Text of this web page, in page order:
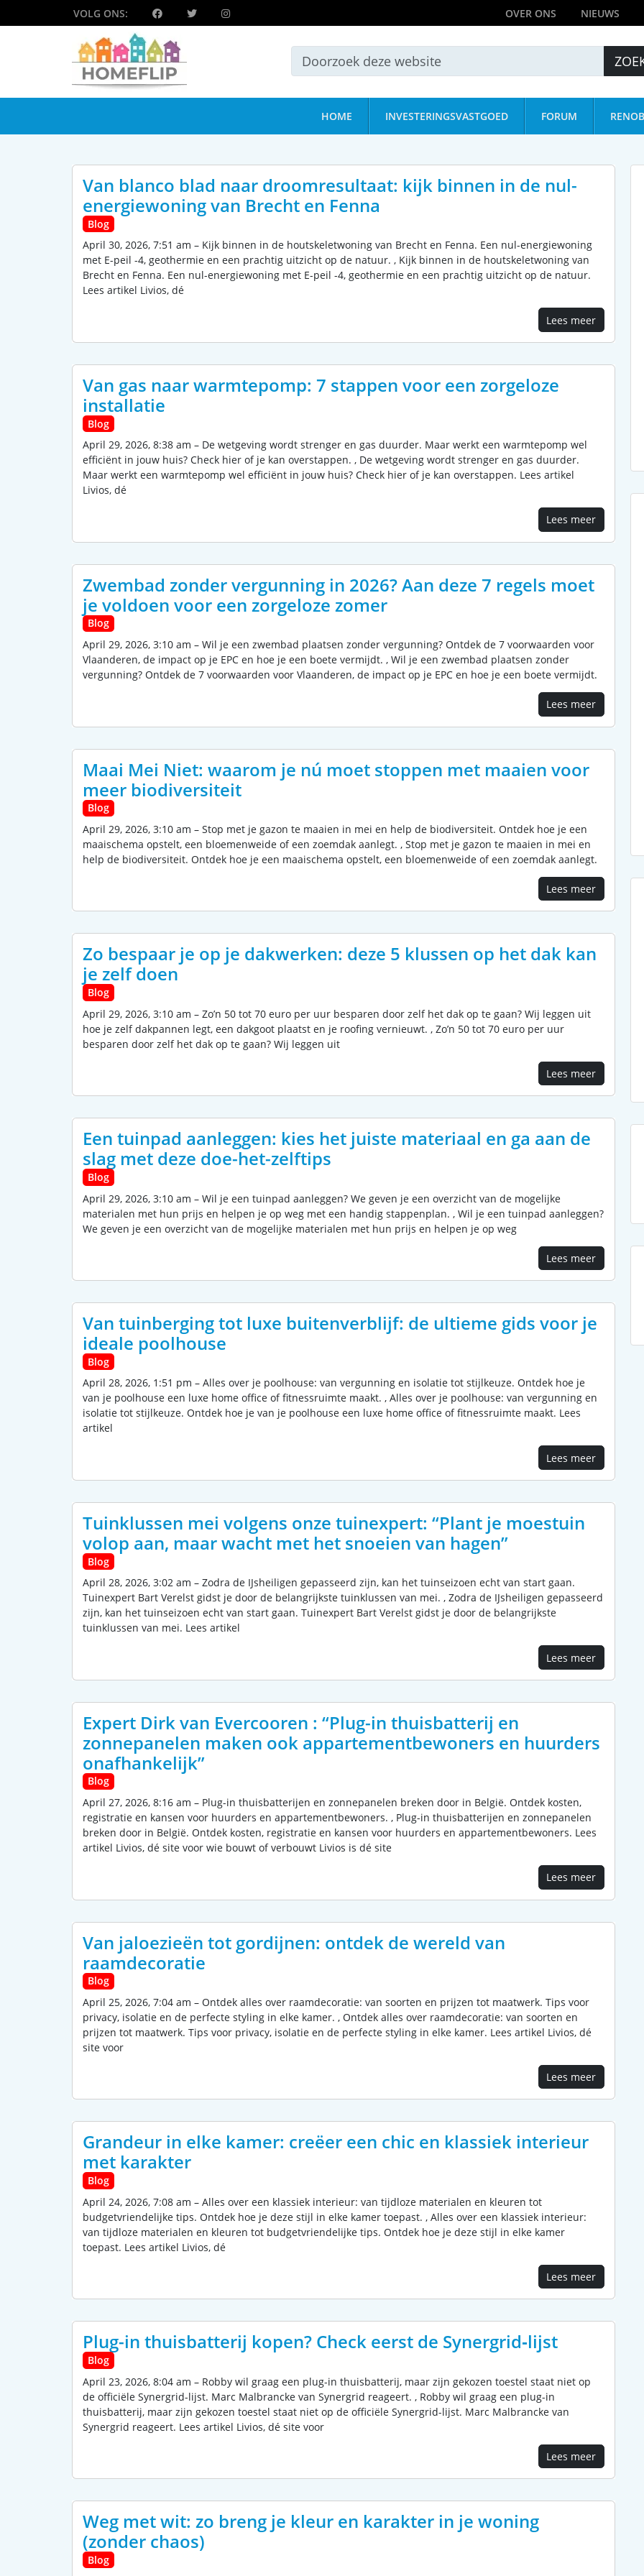
VOLG ONS: OVER ONS NIEUWS
HOME INVESTERINGSVASTGOED FORUM
Van blanco blad naar droomresultaat: kijk binnen in de nul-
energiewoning van Brecht en Fenna
Blog
April 30, 2026, 7:51 am – Kijk binnen in de houtskeletwoning van Brecht en Fenna. Een nul-energiewoning
met E-peil -4, geothermie en een prachtig uitzicht op de natuur. , Kijk binnen in de houtskeletwoning van
Brecht en Fenna. Een nul-energiewoning met E-peil -4, geothermie en een prachtig uitzicht op de natuur.
Lees artikel Livios, dé
Lees meer
Van gas naar warmtepomp: 7 stappen voor een zorgeloze
installatie
Blog
April 29, 2026, 8:38 am – De wetgeving wordt strenger en gas duurder. Maar werkt een warmtepomp wel
efficiënt in jouw huis? Check hier of je kan overstappen. , De wetgeving wordt strenger en gas duurder.
Maar werkt een warmtepomp wel efficiënt in jouw huis? Check hier of je kan overstappen. Lees artikel
Livios, dé
Lees meer
Zwembad zonder vergunning in 2026? Aan deze 7 regels moet
je voldoen voor een zorgeloze zomer
Blog
April 29, 2026, 3:10 am – Wil je een zwembad plaatsen zonder vergunning? Ontdek de 7 voorwaarden voor
Vlaanderen, de impact op je EPC en hoe je een boete vermijdt. , Wil je een zwembad plaatsen zonder
vergunning? Ontdek de 7 voorwaarden voor Vlaanderen, de impact op je EPC en hoe je een boete vermijdt.
Lees meer
Maai Mei Niet: waarom je nú moet stoppen met maaien voor
meer biodiversiteit
Blog
April 29, 2026, 3:10 am – Stop met je gazon te maaien in mei en help de biodiversiteit. Ontdek hoe je een
maaischema opstelt, een bloemenweide of een zoemdak aanlegt. , Stop met je gazon te maaien in mei en
help de biodiversiteit. Ontdek hoe je een maaischema opstelt, een bloemenweide of een zoemdak aanlegt.
Lees meer
Zo bespaar je op je dakwerken: deze 5 klussen op het dak kan
je zelf doen
Blog
April 29, 2026, 3:10 am – Zo’n 50 tot 70 euro per uur besparen door zelf het dak op te gaan? Wij leggen uit
hoe je zelf dakpannen legt, een dakgoot plaatst en je roofing vernieuwt. , Zo’n 50 tot 70 euro per uur
besparen door zelf het dak op te gaan? Wij leggen uit
Lees meer
Een tuinpad aanleggen: kies het juiste materiaal en ga aan de
slag met deze doe-het-zelftips
Blog
April 29, 2026, 3:10 am – Wil je een tuinpad aanleggen? We geven je een overzicht van de mogelijke
materialen met hun prijs en helpen je op weg met een handig stappenplan. , Wil je een tuinpad aanleggen?
We geven je een overzicht van de mogelijke materialen met hun prijs en helpen je op weg
Lees meer
Van tuinberging tot luxe buitenverblijf: de ultieme gids voor je
ideale poolhouse
Blog
April 28, 2026, 1:51 pm – Alles over je poolhouse: van vergunning en isolatie tot stijlkeuze. Ontdek hoe je
van je poolhouse een luxe home office of fitnessruimte maakt. , Alles over je poolhouse: van vergunning en
isolatie tot stijlkeuze. Ontdek hoe je van je poolhouse een luxe home office of fitnessruimte maakt. Lees
artikel
Lees meer
Tuinklussen mei volgens onze tuinexpert: “Plant je moestuin
volop aan, maar wacht met het snoeien van hagen”
Blog
April 28, 2026, 3:02 am – Zodra de IJsheiligen gepasseerd zijn, kan het tuinseizoen echt van start gaan.
Tuinexpert Bart Verelst gidst je door de belangrijkste tuinklussen van mei. , Zodra de IJsheiligen gepasseerd
zijn, kan het tuinseizoen echt van start gaan. Tuinexpert Bart Verelst gidst je door de belangrijkste
tuinklussen van mei. Lees artikel
Lees meer
Expert Dirk van Evercooren : “Plug-in thuisbatterij en
zonnepanelen maken ook appartementbewoners en huurders
onafhankelijk”
Blog
April 27, 2026, 8:16 am – Plug-in thuisbatterijen en zonnepanelen breken door in België. Ontdek kosten,
registratie en kansen voor huurders en appartementbewoners. , Plug-in thuisbatterijen en zonnepanelen
breken door in België. Ontdek kosten, registratie en kansen voor huurders en appartementbewoners. Lees
artikel Livios, dé site voor wie bouwt of verbouwt Livios is dé site
Lees meer
Van jaloezieën tot gordijnen: ontdek de wereld van
raamdecoratie
Blog
April 25, 2026, 7:04 am – Ontdek alles over raamdecoratie: van soorten en prijzen tot maatwerk. Tips voor
privacy, isolatie en de perfecte styling in elke kamer. , Ontdek alles over raamdecoratie: van soorten en
prijzen tot maatwerk. Tips voor privacy, isolatie en de perfecte styling in elke kamer. Lees artikel Livios, dé
site voor
Lees meer
Grandeur in elke kamer: creëer een chic en klassiek interieur
met karakter
Blog
April 24, 2026, 7:08 am – Alles over een klassiek interieur: van tijdloze materialen en kleuren tot
budgetvriendelijke tips. Ontdek hoe je deze stijl in elke kamer toepast. , Alles over een klassiek interieur:
van tijdloze materialen en kleuren tot budgetvriendelijke tips. Ontdek hoe je deze stijl in elke kamer
toepast. Lees artikel Livios, dé
Lees meer
Plug-in thuisbatterij kopen? Check eerst de Synergrid‑lijst
Blog
April 23, 2026, 8:04 am – Robby wil graag een plug-in thuisbatterij, maar zijn gekozen toestel staat niet op
de officiële Synergrid-lijst. Marc Malbrancke van Synergrid reageert. , Robby wil graag een plug-in
thuisbatterij, maar zijn gekozen toestel staat niet op de officiële Synergrid-lijst. Marc Malbrancke van
Synergrid reageert. Lees artikel Livios, dé site voor
Lees meer
Weg met wit: zo breng je kleur en karakter in je woning
(zonder chaos)
Blog